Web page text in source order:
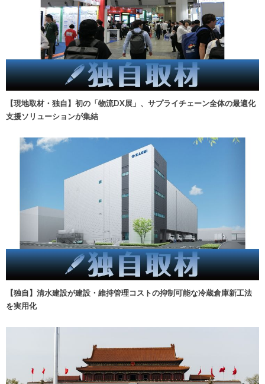
【現地取材・独自】初の「物流DX展」、サプライチェーン全体の最適化
支援ソリューションが集結
【独自】清水建設が建設・維持管理コストの抑制可能な冷蔵倉庫新工法
を実用化